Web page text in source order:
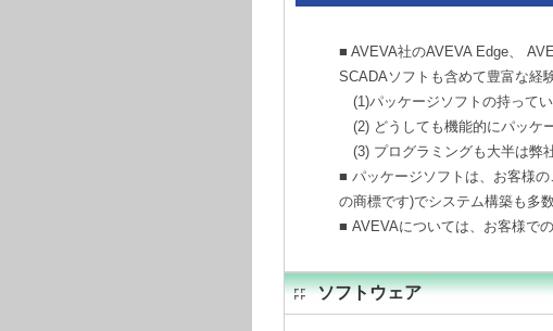
■ AVEVA社のAVEVA Edge、
SCADAソフトも含めて豊富な経
(1)パッケージソフトの持って
(2) どうしても機能的にパッケ
(3) プログラミングも大半は弊
■ パッケージソフトは、お客様
の商標です)でシステム構築も多
■ AVEVAについては、お客様で
ソフトウェア